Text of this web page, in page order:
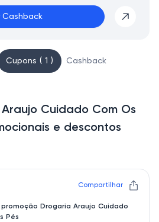
Cashback
Cupons ( 1 ) Cashback
Cuidado Com Os
e descontos
Compartilhar
promoção Drogaria Araujo Cuidado
Pés